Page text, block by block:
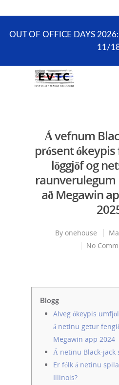
Hit enter to search or ESC
Wellness Visits can
OUT OF OFFICE DAYS
11/
Á vefnum
prósent
löggjöf og
að Megawin
By onehouse
No
Blogg
Alveg ókeypis
á netinu getur
Megawin app 2024
Á netinu Black-
Er fólk á netinu
Illinois?